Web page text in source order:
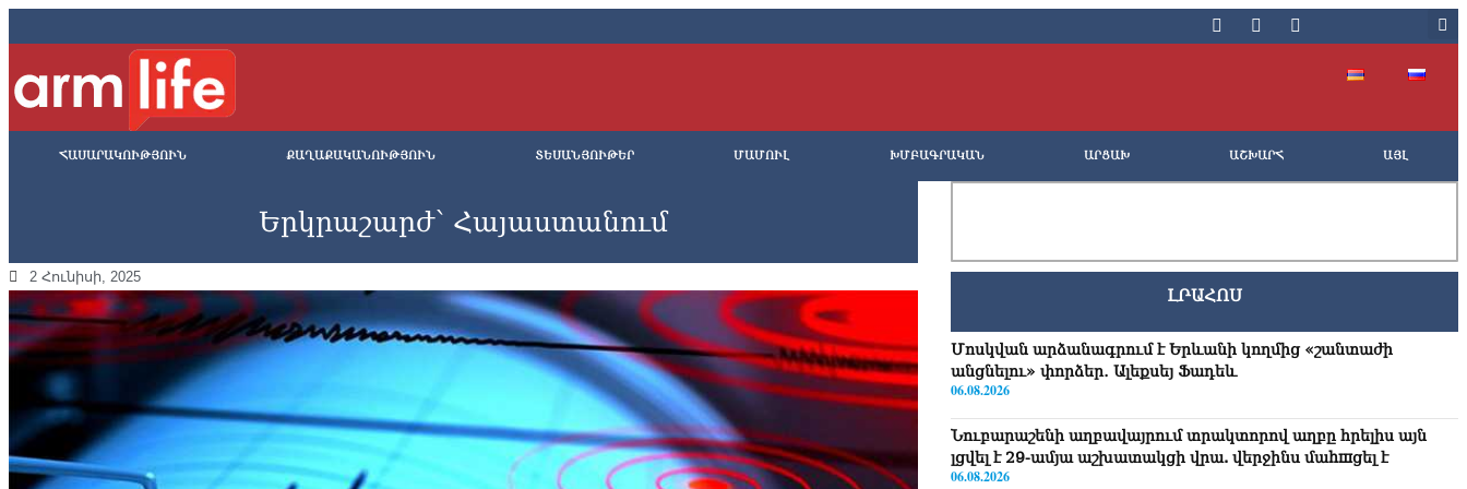
ՀԱՍԱՐԱԿՈՒԹՅՈՒՆ ՔԱՂԱՔԱԿԱՆՈՒԹՅՈՒՆ ՏԵՍԱՆՅՈՒԹԵՐ ՄԱՄՈՒԼ ԽՄԲԱԳՐԱԿԱՆ ԱՐՑԱԽ ԱՇԽԱՐՀ ԱՅԼ
Երկրաշարժ՝ Հայաստանում
2 Հունիսի, 2025
ԼՐԱՀՈՍ
Մոսկվան արձանագրում է Երևանի կողմից «շանտաժի
անցնելու» փորձեր․ Ալեքսեյ Ֆադեև
06.08.2026
Նուբարաշենի աղբավայրում տրակտորով աղբը հրելիս այն
լցվել է 29-ամյա աշխատակցի վրա. վերջինս մաhшցել է
06.08.2026